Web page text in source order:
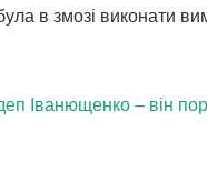
в змозі виконати
Іванющенко – він